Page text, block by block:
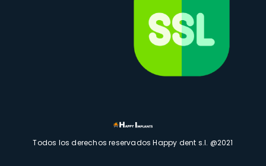
Todos los derechos reservados Happy dent s.l. @2021